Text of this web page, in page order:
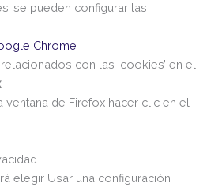
se pueden configurar las
Chrome
con las ‘cookies’ en el
:
ventana de Firefox hacer clic en el
elegir Usar una configuración